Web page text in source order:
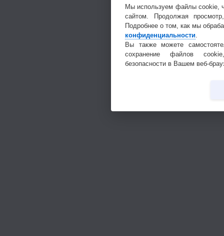
Мы используем файлы cookie,
сайтом. Продолжая
Подробнее о том, как мы
конфиденциальности
Вы также можете
сохранение файлов
безопасности в Вашем веб-